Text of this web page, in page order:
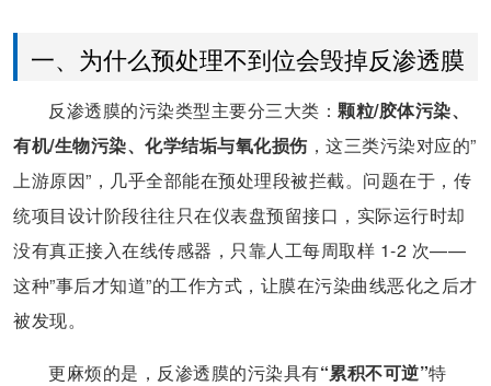
一、为什么预处理不到位会毁掉反渗透膜
反渗透膜的污染类型主要分三大类： 颗粒/胶体污染、
有机/生物污染、化学结垢与氧化损伤 ，这三类污染对应的”
上游原因”，几乎全部能在预处理段被拦截。问题在于，传
统项目设计阶段往往只在仪表盘预留接口，实际运行时却
没有真正接入在线传感器，只靠人工每周取样 1-2 次——
这种”事后才知道”的工作方式，让膜在污染曲线恶化之后才
被发现。
更麻烦的是，反渗透膜的污染具有“累积不可逆”特